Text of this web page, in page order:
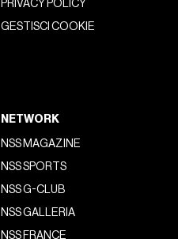
PRIVACY POLICY
GESTISCI COOKIE
NETWORK
NSS MAGAZINE
NSS SPORTS
NSS G-CLUB
NSS GALLERIA
NSS FRANCE